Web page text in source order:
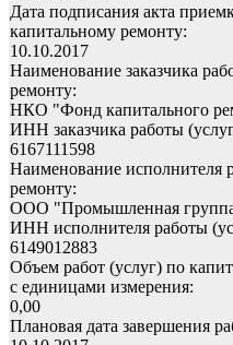
Дата подписания акта
капитальному ремонту:
10.10.2017
Наименование заказчика
ремонту:
НКО "Фонд капитального
ИНН заказчика работы
6167111598
Наименование исполнителя
ремонту:
ООО "Промышленная
ИНН исполнителя работы
6149012883
Объем работ (услуг) по
с единицами измерения:
0,00
Плановая дата завершения